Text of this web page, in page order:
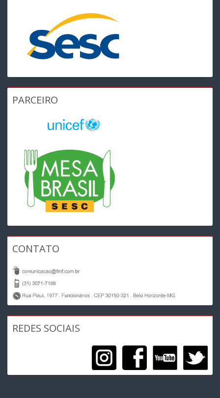
PARCEIRO
CONTATO
REDES SOCIAIS